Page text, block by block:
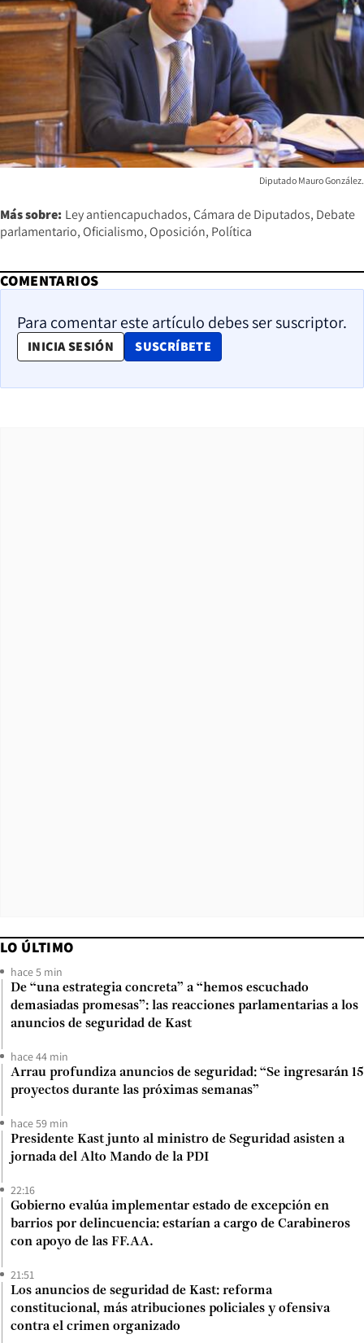
Diputado Mauro González.
Más sobre: Ley antiencapuchados Cámara de Diputados Debate
parlamentario Oficialismo Oposición Política
COMENTARIOS
Para comentar este artículo debes ser suscriptor.
INICIA SESIÓN SUSCRÍBETE
OPENS IN NEW WINDOW
LO ÚLTIMO
hace 5 min
De “una estrategia concreta” a “hemos escuchado
demasiadas promesas”: las reacciones parlamentarias a los
anuncios de seguridad de Kast
hace 44 min
Arrau profundiza anuncios de seguridad: “Se ingresarán 15
proyectos durante las próximas semanas”
hace 59 min
Presidente Kast junto al ministro de Seguridad asisten a
jornada del Alto Mando de la PDI
22:16
Gobierno evalúa implementar estado de excepción en
barrios por delincuencia: estarían a cargo de Carabineros
con apoyo de las FF.AA.
21:51
Los anuncios de seguridad de Kast: reforma
constitucional, más atribuciones policiales y ofensiva
contra el crimen organizado